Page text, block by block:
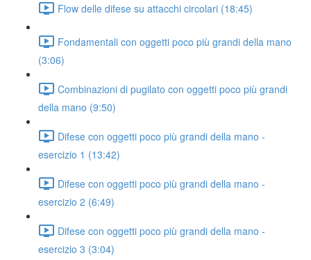
Flow delle difese su attacchi circolari (18:45)
Fondamentali con oggetti poco più grandi della mano
(3:06)
Combinazioni di pugilato con oggetti poco più grandi
della mano (9:50)
Difese con oggetti poco più grandi della mano -
esercizio 1 (13:42)
Difese con oggetti poco più grandi della mano -
esercizio 2 (6:49)
Difese con oggetti poco più grandi della mano -
esercizio 3 (3:04)